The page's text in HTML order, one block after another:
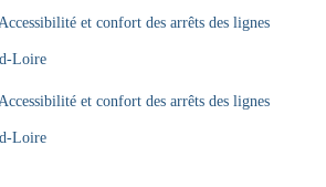
Accessibilité et confort des arrêts des lignes
Loire
Accessibilité et confort des arrêts des lignes
Loire